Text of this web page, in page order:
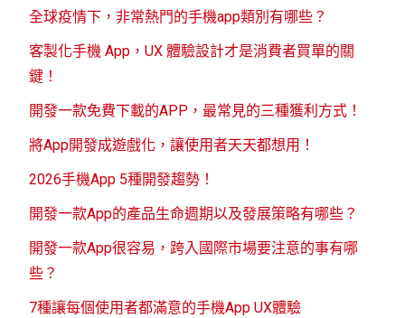
全球疫情下，非常熱門的手機app類別有哪些？
客製化手機 App，UX 體驗設計才是消費者買單的關
鍵！
開發一款免費下載的APP，最常見的三種獲利方式！
將App開發成遊戲化，讓使用者天天都想用！
2026手機App 5種開發趨勢！
開發一款App的產品生命週期以及發展策略有哪些？
開發一款App很容易，跨入國際市場要注意的事有哪
些？
7種讓每個使用者都滿意的手機App UX體驗